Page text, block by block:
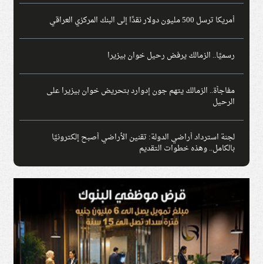
أمريكا ترسل 500 مليون دولار نقدًا إلى البنك المركزي العراقي
رسميًا.. الزمالك يرفض رحيل خوان بيزيرا
مفاجأة.. الزمالك يتهم جون إدوارد بتحريض خوان بيزيرا على
الرحيل
لجنة استرداد أراضي الدولة: تقنين الأراضي أصبح إلكترونيًا
بالكامل.. وهذه خطوات التقديم